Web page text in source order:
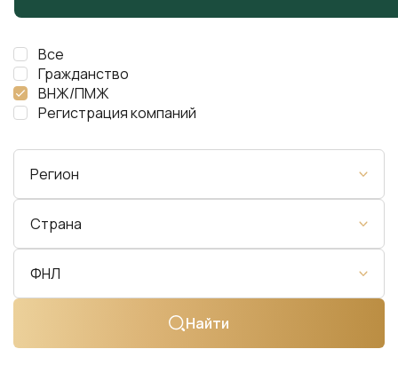
Все
Гражданство
ВНЖ/ПМЖ
Регистрация компаний
Регион
Страна
ФНЛ
Найти